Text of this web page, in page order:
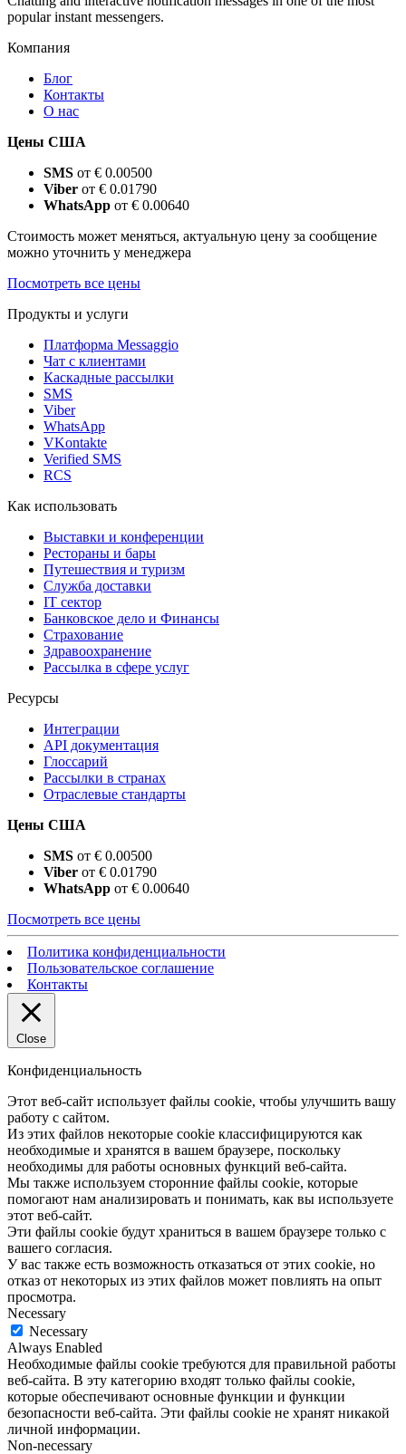
popular instant messengers.
Компания
Блог
Контакты
О нас
Цены США
SMS от € 0.00500
Viber от € 0.01790
WhatsApp от € 0.00640
Стоимость может меняться, актуальную цену за сообщение
можно уточнить у менеджера
Посмотреть все цены
Продукты и услуги
Платформа Messaggio
Чат с клиентами
Каскадные рассылки
SMS
Viber
WhatsApp
VKontakte
Verified SMS
RCS
Как использовать
Выставки и конференции
Рестораны и бары
Путешествия и туризм
Служба доставки
IT сектор
Банковское дело и Финансы
Страхование
Здравоохранение
Рассылка в сфере услуг
Ресурсы
Интеграции
API документация
Глоссарий
Рассылки в странах
Отраслевые стандарты
Цены США
SMS от € 0.00500
Viber от € 0.01790
WhatsApp от € 0.00640
Посмотреть все цены
Политика конфиденциальности
Пользовательское соглашение
Контакты
Close
Конфиденциальность
Этот веб-сайт использует файлы cookie, чтобы улучшить вашу
работу с сайтом.
Из этих файлов некоторые cookie классифицируются как
необходимые и хранятся в вашем браузере, поскольку
необходимы для работы основных функций веб-сайта.
Мы также используем сторонние файлы cookie, которые
помогают нам анализировать и понимать, как вы используете
этот веб-сайт.
Эти файлы cookie будут храниться в вашем браузере только с
вашего согласия.
У вас также есть возможность отказаться от этих cookie, но
отказ от некоторых из этих файлов может повлиять на опыт
просмотра.
Necessary
Necessary
Always Enabled
Необходимые файлы cookie требуются для правильной работы
веб-сайта. В эту категорию входят только файлы cookie,
которые обеспечивают основные функции и функции
безопасности веб-сайта. Эти файлы cookie не хранят никакой
личной информации.
Non-necessary